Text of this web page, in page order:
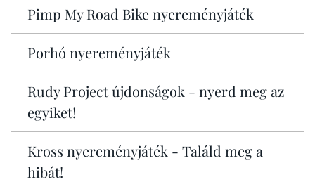
Pimp My Road Bike nyereményjáték
Porhó nyereményjáték
Rudy Project újdonságok - nyerd meg az
egyiket!
Kross nyereményjáték - Találd meg a
hibát!